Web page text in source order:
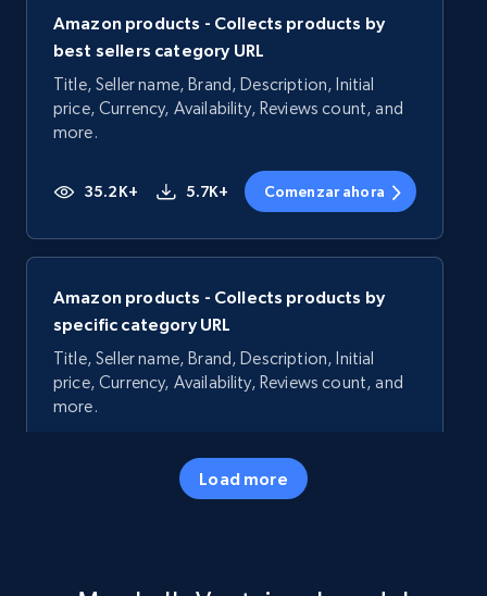
Amazon products - Collects products by
best sellers category URL
Title, Seller name, Brand, Description, Initial
price, Currency, Availability, Reviews count, and
more.
35.2K+ 5.7K+ Comenzar ahora
Amazon products - Collects products by
specific category URL
Title, Seller name, Brand, Description, Initial
price, Currency, Availability, Reviews count, and
more.
5.7K+ Comenzar ahora
Load more